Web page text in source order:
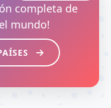
completa de
mundo!